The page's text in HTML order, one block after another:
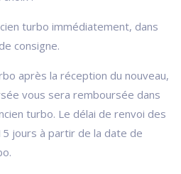
turbo immédiatement, dans
consigne.
après la réception du nouveau,
vous sera remboursée dans
turbo. Le délai de renvoi des
jours à partir de la date de